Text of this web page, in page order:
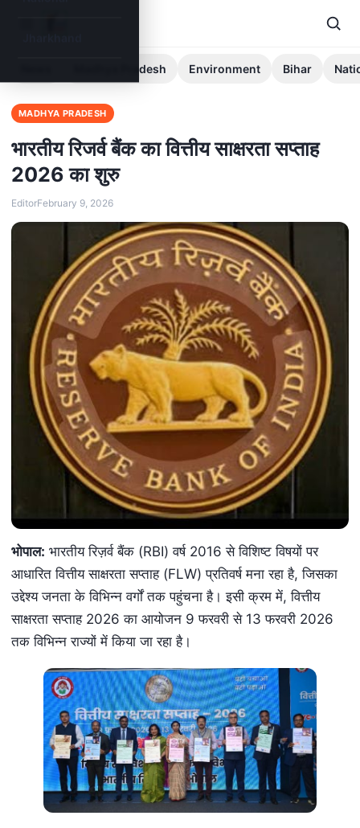
Madhya Pradesh Environment Bihar
MADHYA PRADESH
भारतीय रिजर्व बैंक का वित्तीय साक्षरता सप्ताह
2026 का शुरु
EditorFebruary 9, 2026
भोपाल: भारतीय रिज़र्व बैंक (RBI) वर्ष 2016 से विशिष्ट विषयों पर
आधारित वित्तीय साक्षरता सप्ताह (FLW) प्रतिवर्ष मना रहा है, जिसका
उद्देश्य जनता के विभिन्न वर्गों तक पहुंचना है। इसी क्रम में, वित्तीय
साक्षरता सप्ताह 2026 का आयोजन 9 फरवरी से 13 फरवरी 2026
तक विभिन्न राज्यों में किया जा रहा है।